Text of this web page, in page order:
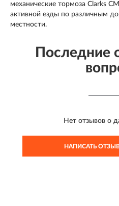
механические тормоза Clarks
активной езды по различным
местности.
Последние
Нет отзывов о
НАПИСАТЬ